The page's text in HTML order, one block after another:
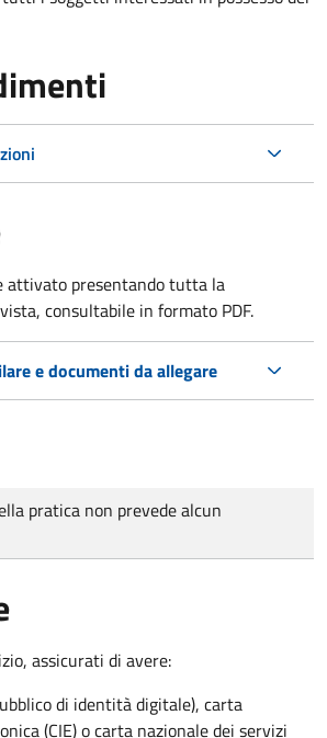
attivato presentando tutta la
consultabile in formato PDF.
e documenti da allegare
pratica non prevede alcun
assicurati di avere:
di identità digitale), carta
(CIE) o carta nazionale dei servizi